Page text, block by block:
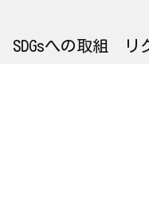
SDGsへの取組 リ